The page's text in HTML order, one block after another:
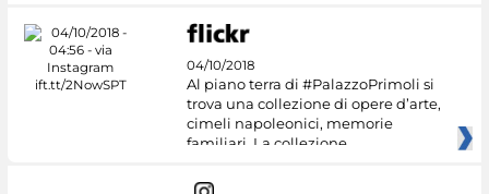
04/10/2018
Al piano terra di #PalazzoPrimoli si
trova una collezione di opere d’arte,
cimeli napoleonici, memorie
familiari. La collezione